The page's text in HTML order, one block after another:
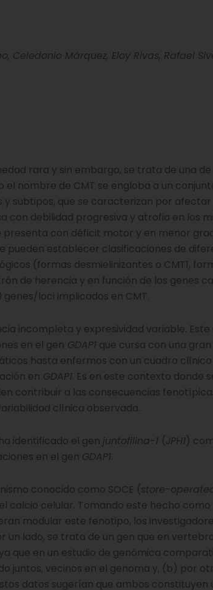
Celedonio Márquez, Eloy Rivas, Rafael
rara y sin embargo, se trata de una de
nombre de CMT se engloba a un
subtipos, que se caracterizan por afectar
con debilidad progresiva y atrofia en los
con déficit motor y en menor
pueden establecer clasificaciones de
(formas desmielinizantes o CMT1,
de herencia y en función de los genes
loci implicados en CMT.
incompleta y expresividad variable. Este
en el gen GDAP1 que cursa con una
hasta enfermos con un cuadro
en GDAP1. Es en este contexto donde
contribuir a las consecuencias
clínica observada.
identificado el gen juntofilina-1 (JPH1)
en el gen GDAP1.
conocido como SOCE (store-
calcio celular. Tomando este hecho
modular este fenotipo, los
un lado, se trata de un gen que en
que en un estudio de genómica
juntos, vecinos en el genoma y, (b) por
datos sugerían que ambos constituyen